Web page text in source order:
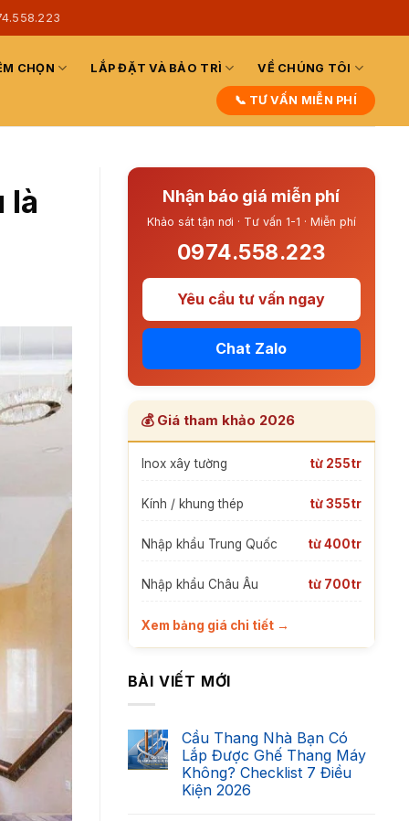
CHỌN LẮP ĐẶT VÀ BẢO TRÌ VỀ CHÚNG TÔI
📞 TƯ VẤN MIỄN PHÍ
là
Nhận báo giá miễn phí
Khảo sát tận nơi · Tư vấn 1-1 · Miễn phí
0974.558.223
Yêu cầu tư vấn ngay
Chat Zalo
💰 Giá tham khảo 2026
Inox xây tường từ 255tr
Kính / khung thép từ 355tr
Nhập khẩu Trung Quốc từ 400tr
Nhập khẩu Châu Âu từ 700tr
Xem bảng giá chi tiết →
BÀI VIẾT MỚI
Cầu Thang Nhà Bạn Có
Lắp Được Ghế Thang Máy
Không? Checklist 7 Điều
Kiện 2026